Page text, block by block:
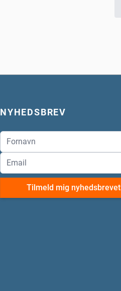
NYHEDSBREV
Tilmeld mig nyhedsbrevet